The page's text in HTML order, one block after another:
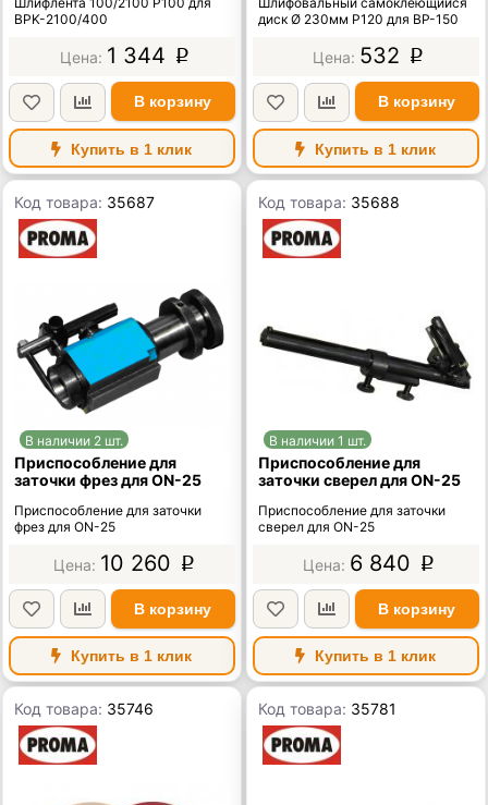
BPK-2100/400
1 344 p
В корзину
Купить в 1 клик
диск Ø 230мм P120 для BP-150
532 p
В корзину
Купить в 1 клик
Код товара: 35687
В наличии 2 шт.
Приспособление для
заточки фрез для ON-25
Приспособление для заточки
фрез для ON-25
10 260 p
В корзину
Купить в 1 клик
Код товара: 35688
В наличии 1 шт.
Приспособление для
заточки сверел для ON-25
Приспособление для заточки
сверел для ON-25
6 840 p
В корзину
Купить в 1 клик
Код товара: 35746 Код товара: 35781